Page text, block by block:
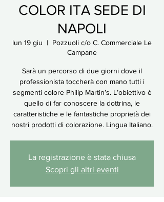
COLOR ITA SEDE DI
NAPOLI
lun 19 giu
  |
Pozzuoli c/o C. Commerciale Le
Campane
Sarà un percorso di due giorni dove il
professionista toccherà con mano tutti i
segmenti colore Philip Martin’s. L’obiettivo è
quello di far conoscere la dottrina, le
caratteristiche e le fantastiche proprietà dei
nostri prodotti di colorazione. Lingua Italiano.
La registrazione è stata chiusa
Scopri gli altri eventi